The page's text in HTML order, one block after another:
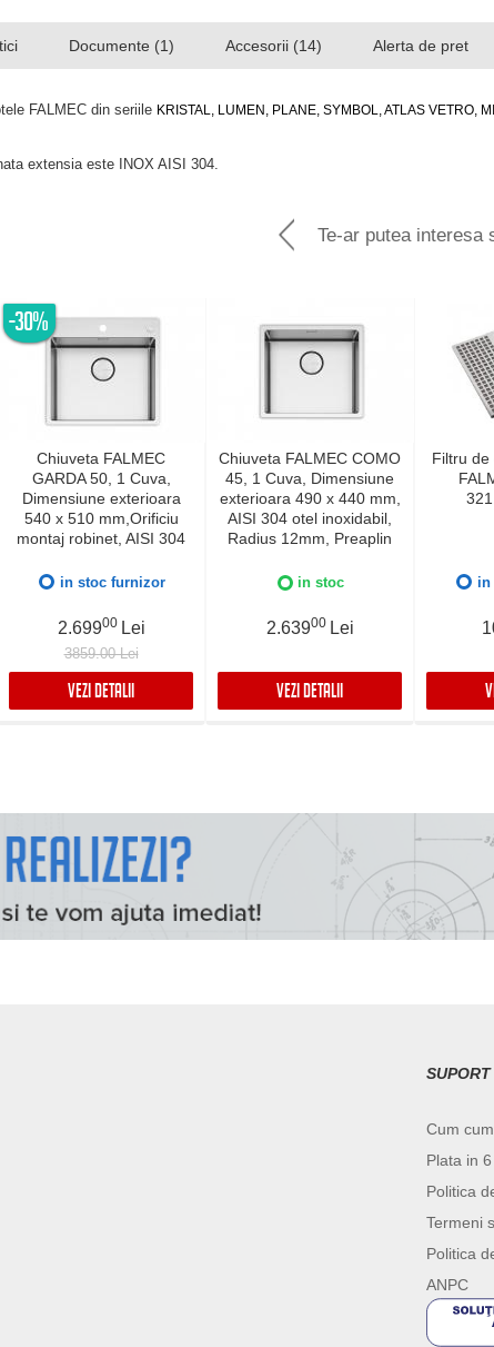
Documente (1) Accesorii (14) Alerta de pret
FALMEC din seriile KRISTAL, LUMEN, PLANE, SYMBOL, ATLAS VETRO,
extensia este INOX AISI 304.
Te-ar putea interesa
-30%
Chiuveta FALMEC
GARDA 50, 1 Cuva,
Dimensiune exterioara
540 x 510 mm,Orificiu
montaj robinet, AISI 304
12mm, Supapa de golire
zgomot, Sistem drenaj
FALMEC, Instalare flush
sau pe blat
in stoc furnizor
2.69900 Lei
3859.00 Lei
VEZI DETALII
Chiuveta FALMEC COMO
45, 1 Cuva, Dimensiune
exterioara 490 x 440 mm,
AISI 304 otel inoxidabil,
Radius 12mm, Preaplin
zgomot, Sistem drenaj
sau pe blat
in stoc
2.63900 Lei
VEZI DETALII
Filtru de
in
SUPORT
Cum
Plata in
Politica
Termeni
Politica
ANPC